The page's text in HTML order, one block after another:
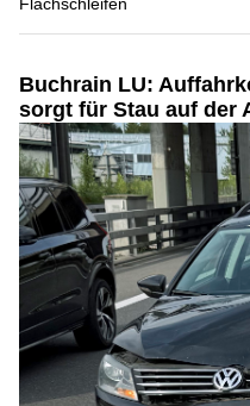
Buchrain LU:
sorgt für Stau auf der